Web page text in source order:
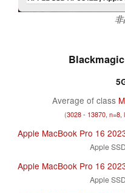
Average of class
(3028 - 13870, n=8,
Apple MacBook Pro 16
Apple
Apple MacBook Pro 16
Apple